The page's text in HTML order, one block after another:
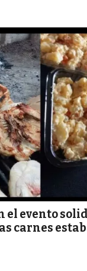
el evento
carnes